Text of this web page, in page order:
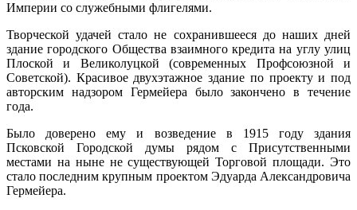
Империи со служебными флигелями.
Творческой удачей стало не сохранившееся до наших дней
здание городского Общества взаимного кредита на углу улиц
Плоской и Великолуцкой (современных Профсоюзной и
Советской). Красивое двухэтажное здание по проекту и под
авторским надзором Гермейера было закончено в течение
года.
Было доверено ему и возведение в 1915 году здания
Псковской Городской думы рядом с Присутственными
местами на ныне не существующей Торговой площади. Это
стало последним крупным проектом Эдуарда Александровича
Гермейера.